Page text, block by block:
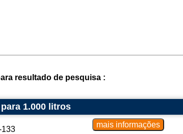
resultado de pesquisa :
1.000 litros
133